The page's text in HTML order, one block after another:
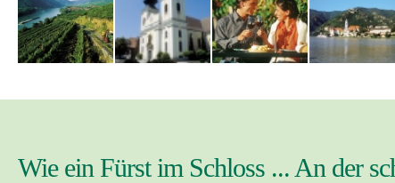
Wie ein Fürst im Schloss ... An der